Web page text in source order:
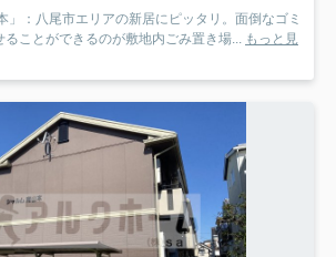
」：八尾市エリアの新居にピッタリ。面倒なゴミ
ことができるのが敷地内ごみ置き場... もっと見